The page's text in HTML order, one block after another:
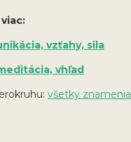
vzťahy, sila
vhľad
všetky znamenia